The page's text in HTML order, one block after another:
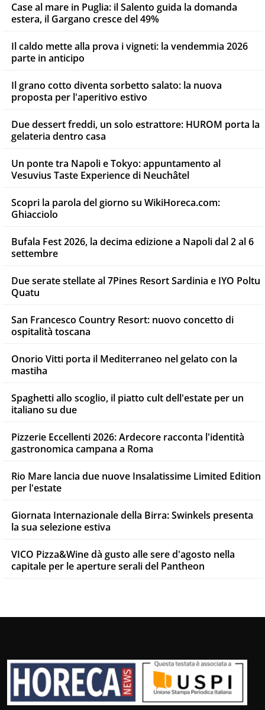
Case al mare in Puglia: il Salento guida la domanda
estera, il Gargano cresce del 49%
Il caldo mette alla prova i vigneti: la vendemmia 2026
parte in anticipo
Il grano cotto diventa sorbetto salato: la nuova
proposta per l'aperitivo estivo
Due dessert freddi, un solo estrattore: HUROM porta la
gelateria dentro casa
Un ponte tra Napoli e Tokyo: appuntamento al
Vesuvius Taste Experience di Neuchâtel
Scopri la parola del giorno su WikiHoreca.com:
Ghiacciolo
Bufala Fest 2026, la decima edizione a Napoli dal 2 al 6
settembre
Due serate stellate al 7Pines Resort Sardinia e IYO Poltu
Quatu
San Francesco Country Resort: nuovo concetto di
ospitalità toscana
Onorio Vitti porta il Mediterraneo nel gelato con la
mastiha
Spaghetti allo scoglio, il piatto cult dell'estate per un
italiano su due
Pizzerie Eccellenti 2026: Ardecore racconta l'identità
gastronomica campana a Roma
Rio Mare lancia due nuove Insalatissime Limited Edition
per l'estate
Giornata Internazionale della Birra: Swinkels presenta
la sua selezione estiva
VICO Pizza&Wine dà gusto alle sere d'agosto nella
capitale per le aperture serali del Pantheon